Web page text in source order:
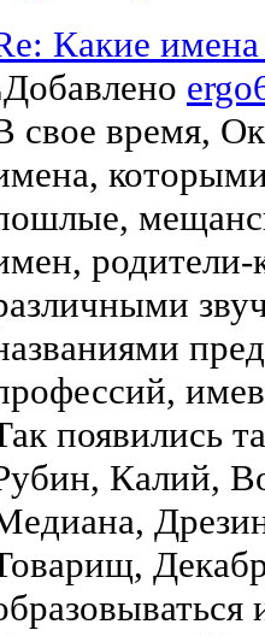
Какие
Добавлено
свое время,
родители-
появились
Калий,